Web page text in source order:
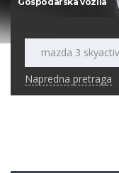
Napredna pretraga